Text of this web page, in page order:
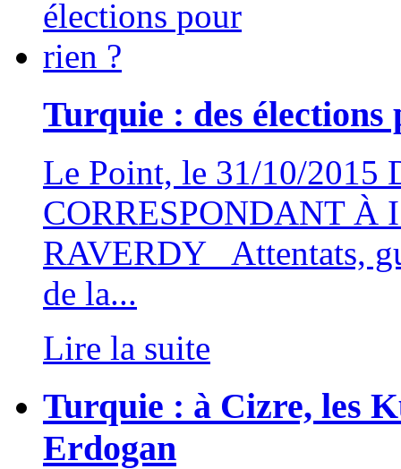
Turquie : des élections
Le Point, le 31/10/2015
CORRESPONDANT À
RAVERDY Attentats,
de la...
Lire la suite
Turquie : à Cizre, les
Erdogan